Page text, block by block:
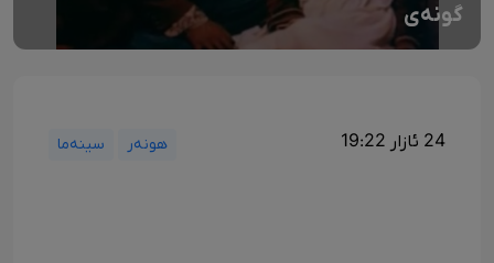
گونەی
24 ئازار 19:22 هونەر سینەما